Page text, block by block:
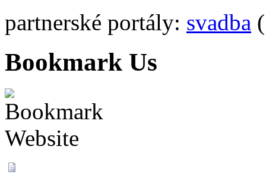
partnerské portály: svadba
Bookmark Us